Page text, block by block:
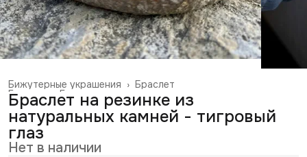
Браслет
Бижутерные украшения ›
Галантерея и аксессуары ›
Главная ›
Браслет на резинке из
натуральных камней - тигровый
глаз
Нет в наличии